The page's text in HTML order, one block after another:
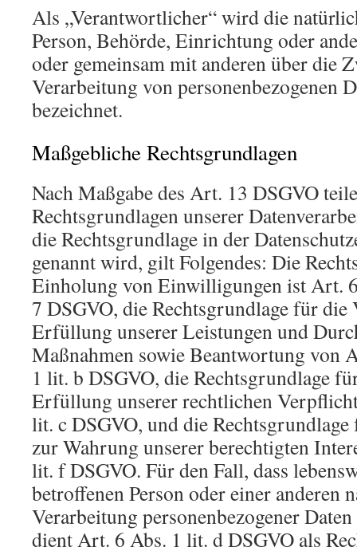
Als „Verantwortlicher“ wird die
Person, Behörde, Einrichtung oder
oder gemeinsam mit anderen über die
Verarbeitung von personenbezogenen
bezeichnet.
Maßgebliche Rechtsgrundlagen
Nach Maßgabe des Art. 13 DSGVO
Rechtsgrundlagen unserer
die Rechtsgrundlage in der
genannt wird, gilt Folgendes: Die
Einholung von Einwilligungen ist Art.
7 DSGVO, die Rechtsgrundlage für die
Erfüllung unserer Leistungen und
Maßnahmen sowie Beantwortung von
1 lit. b DSGVO, die Rechtsgrundlage
Erfüllung unserer rechtlichen
lit. c DSGVO, und die
zur Wahrung unserer berechtigten
lit. f DSGVO. Für den Fall, dass
betroffenen Person oder einer anderen
Verarbeitung personenbezogener
dient Art. 6 Abs. 1 lit. d DSGVO als